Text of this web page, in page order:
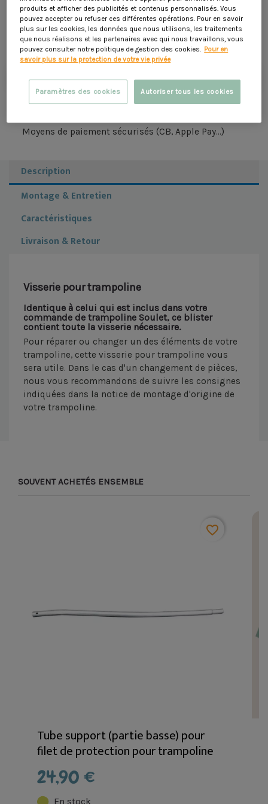
pièces qui pourraient vous être utiles !
12,90 €
Moyens de paiement sécurisés (CB, Apple Pay...)
Description
Montage & Entretien
Caractéristiques
Livraison & Retour
Visserie pour trampoline
Identique à celui qui est inclus dans votre
commande de trampoline Soulet, ce blister
contient toute la visserie nécessaire.
Pour réparer ou changer un des éléments de votre
trampoline, cette visserie pour trampoline vous
sera utile. Dans le cas d'un changement de pièces,
nous vous recommandons de suivre les consignes
indiquées dans la notice de montage d'origine de
votre trampoline.
SOUVENT ACHETÉS ENSEMBLE
Tube support (partie basse) pour
filet de protection pour trampoline
de 2m40 sans la mousse - Pièces
détachées
24,90 €
En stock
favorite_border
produits et afficher des publicités et contenus personnalisés. Vous
pouvez accepter ou refuser ces différentes opérations. Pour en savoir
plus sur les cookies, les données que nous utilisons, les traitements
que nous réalisons et les partenaires avec qui nous travaillons, vous
pouvez consulter notre politique de gestion des cookies. Pour en
savoir plus sur la protection de votre vie privée
Autoriser tous les cookies
Paramètres des cookies